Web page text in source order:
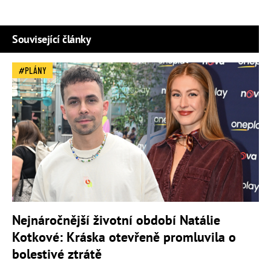
Související články
PLÁNY
Nejnáročnější životní období Natálie
Kotkové: Kráska otevřeně promluvila o
bolestivé ztrátě